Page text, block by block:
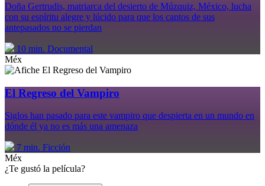
Doña Gertrudis, matriarca del desierto de Múzquiz, México, lucha
con su espíritu alegre y lúcido para que los cantos de sus
antepasados no se pierdan
10 min. Documental
Méx
El Regreso del Vampiro
Siglos han pasado para este vampiro que despierta en un mundo en
dónde él ya no es más una amenaza
7 min. Ficción
Méx
¿Te gustó la película?